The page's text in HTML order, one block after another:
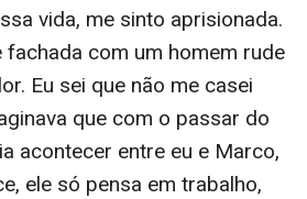
Tom e Eliza frente a frente.
papas na língua e ele um homem
amar. Qual o resultado desse
vida, me sinto aprisionada.
fachada com um homem rude
Eu sei que não me casei
que com o passar do
acontecer entre eu e Marco,
ele só pensa em trabalho,